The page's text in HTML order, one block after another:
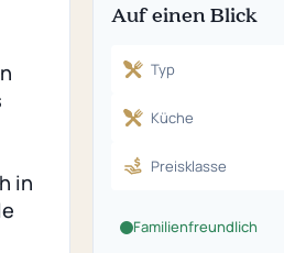
in
Auf einen Blick
Typ
Küche
Preisklasse
Familienfreundlich